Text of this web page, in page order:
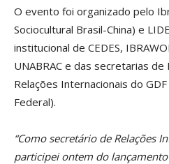
O evento foi organizado pelo
Sociocultural Brasil-China) e
institucional de CEDES,
UNABRAC e das secretarias
Relações Internacionais do
Federal).
“Como secretário de Relações
participei ontem do